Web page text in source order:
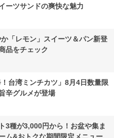
ーツサンドの爽快な魅力
「レモン」スイーツ＆パン新登
品をチェック
台湾ミンチカツ」8月4日数量限
辛グルメが登場
3種が3,000円から！お盆や集ま
ム&おトクな期間限定メニュー